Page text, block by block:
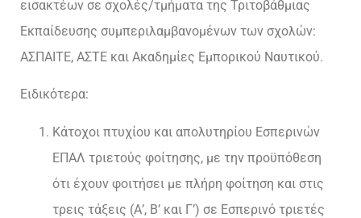
εισακτέων σε σχολές/τμήματα της Τριτοβάθμιας
Εκπαίδευσης συμπεριλαμβανομένων των σχολών:
ΑΣΠΑΙΤΕ, ΑΣΤΕ και Ακαδημίες Εμπορικού Ναυτικού.
Ειδικότερα:
Κάτοχοι πτυχίου και απολυτηρίου Εσπερινών
ΕΠΑΛ τριετούς φοίτησης, με την προϋπόθεση
ότι έχουν φοιτήσει με πλήρη φοίτηση και στις
τρεις τάξεις (Α’, Β’ και Γ’) σε Εσπερινό τριετές